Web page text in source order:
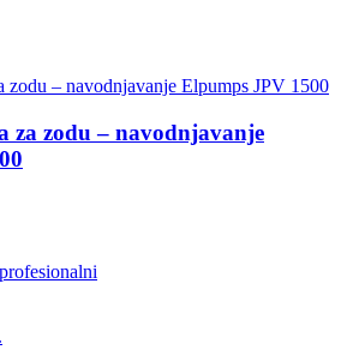
za zodu – navodnjavanje